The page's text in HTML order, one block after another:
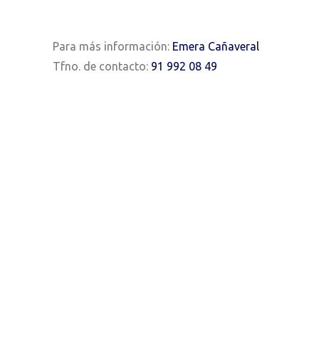
Para más información: Emera Cañaveral
Tfno. de contacto: 91 992 08 49